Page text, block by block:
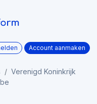
Account aanmaken
Verenigd Koninkrijk